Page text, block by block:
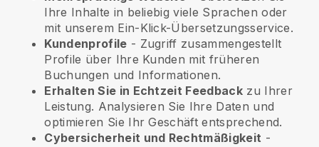
Ihre Inhalte in beliebig viele Sprachen oder
mit unserem Ein-Klick-Übersetzungsservice.
Kundenprofile - Zugriff zusammengestellt
Profile über Ihre Kunden mit früheren
Buchungen und Informationen.
Erhalten Sie in Echtzeit Feedbackzu Ihrer
Leistung. Analysieren Sie Ihre Daten und
optimieren Sie Ihr Geschäft entsprechend.
Cybersicherheit und Rechtmäßigkeit -